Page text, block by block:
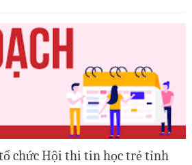
chức Hội thi tin học trẻ tỉnh